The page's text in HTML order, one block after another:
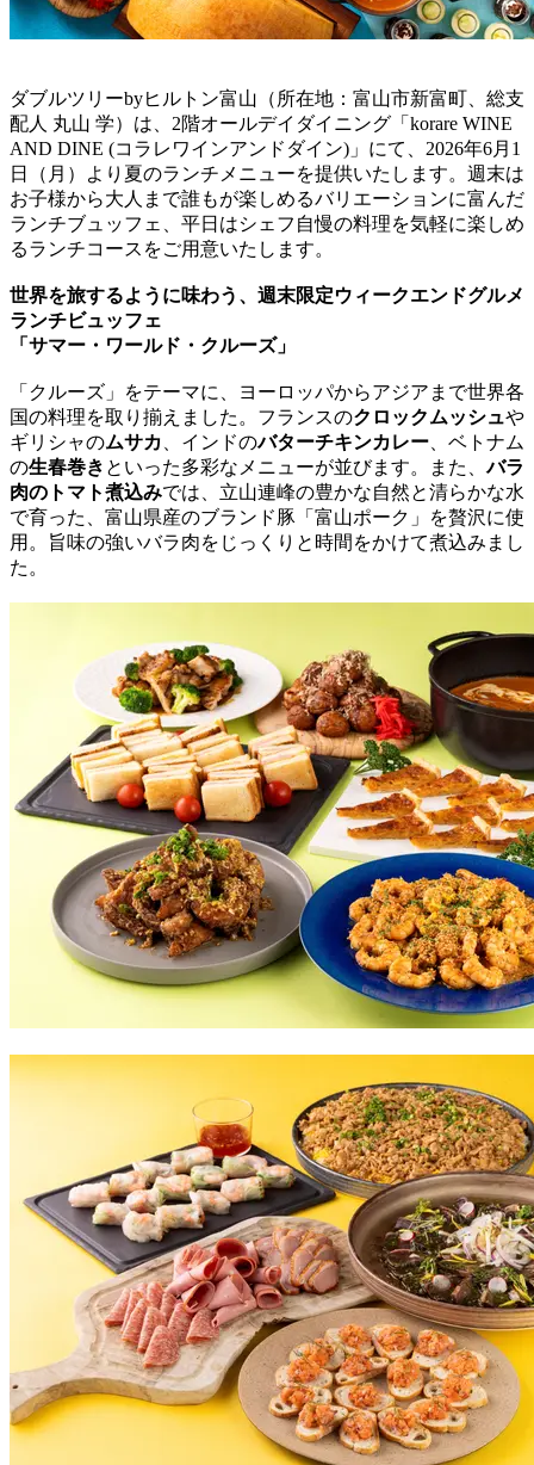
ダブルツリーbyヒルトン富山（所在地：富山市新富町、総支
配人 丸山 学）は、2階オールデイダイニング「korare WINE
AND DINE (コラレワインアンドダイン)」にて、2026年6月1
日（月）より夏のランチメニューを提供いたします。週末は
お子様から大人まで誰もが楽しめるバリエーションに富んだ
ランチブュッフェ、平日はシェフ自慢の料理を気軽に楽しめ
るランチコースをご用意いたします。
世界を旅するように味わう、週末限定ウィークエンドグルメ
ランチビュッフェ
「サマー・ワールド・クルーズ」
「クルーズ」をテーマに、ヨーロッパからアジアまで世界各
国の料理を取り揃えました。フランスのクロックムッシュや
ギリシャのムサカ 、インドのバターチキンカレー 、ベトナム
の生春巻き といった多彩なメニューが並びます。また、バラ
肉のトマト煮込みでは、立山連峰の豊かな自然と清らかな水
で育った、富山県産のブランド豚「富山ポーク」を贅沢に使
用。旨味の強いバラ肉をじっくりと時間をかけて煮込みまし
た。